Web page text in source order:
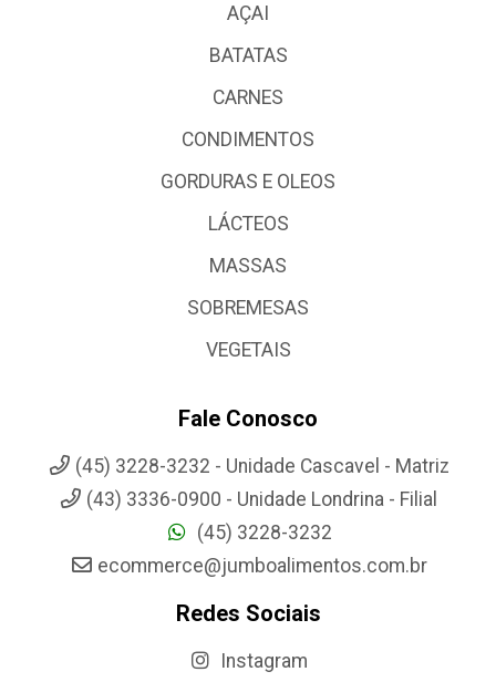
AÇAI
BATATAS
CARNES
CONDIMENTOS
GORDURAS E OLEOS
LÁCTEOS
MASSAS
SOBREMESAS
VEGETAIS
Fale Conosco
(45) 3228-3232 - Unidade Cascavel - Matriz
(43) 3336-0900 - Unidade Londrina - Filial
(45) 3228-3232
ecommerce@jumboalimentos.com.br
Redes Sociais
Instagram